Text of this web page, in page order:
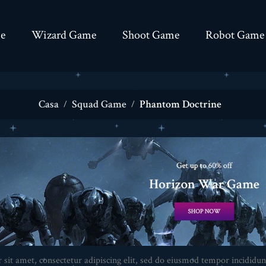
Wizard Game Shoot Game Robot Game
Casa Squad Game Phantom Doctrine
amet, consectetur adipiscing elit, sed do eiusmod tempor